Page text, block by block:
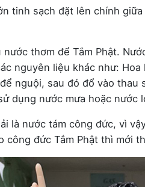
tinh sạch đặt lên chính
nước thơm để Tắm Phật.
nguyên liệu khác như:
nguội, sau đó đổ vào thau
dụng nước mưa hoặc nước
là nước tám công đức, vì
công đức Tắm Phật thì mới